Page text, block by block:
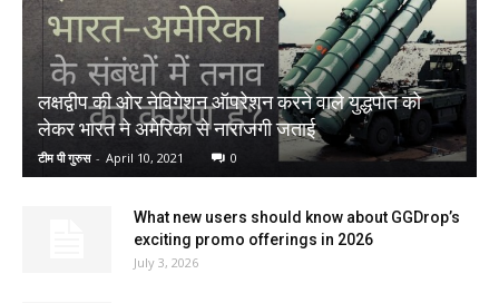
लक्षद्वीप की ओर नेविगेशन ऑपरेशन करने वाले युद्धपोत को
लेकर भारत ने अमेरिका से नाराजगी जताई
टीम पी गुरुस - April 10, 2021 0
What new users should know about GGDrop’s
exciting promo offerings in 2026
July 3, 2026